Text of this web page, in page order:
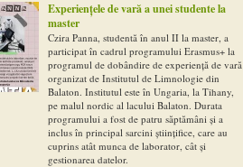
Experiențele de vară a unei studente la
master
Czira Panna, studentă în anul II la master, a
participat în cadrul programului Erasmus+ la
programul de dobândire de experiență de vară
organizat de Institutul de Limnologie din
Balaton. Institutul este în Ungaria, la Tihany,
pe malul nordic al lacului Balaton. Durata
programului a fost de patru săptămâni și a
inclus în principal sarcini științifice, care au
cuprins atât munca de laborator, cât și
gestionarea datelor.